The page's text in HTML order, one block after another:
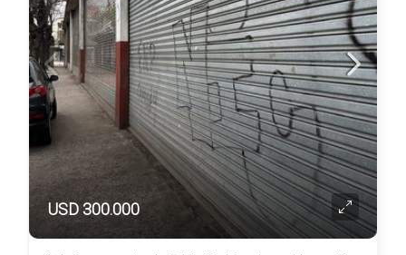
USD 300.000